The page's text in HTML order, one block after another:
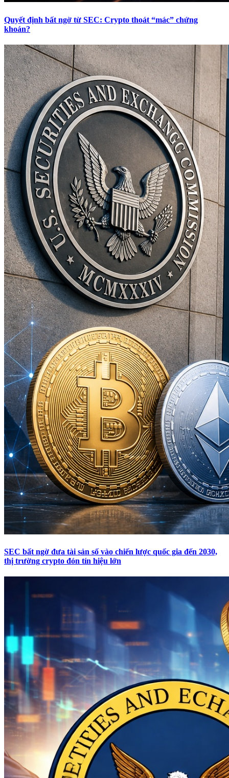
Quyết định bất ngờ từ SEC: Crypto thoát “mác” chứng
khoán?
SEC bất ngờ đưa tài sản số vào chiến lược quốc gia đến 2030,
thị trường crypto đón tín hiệu lớn